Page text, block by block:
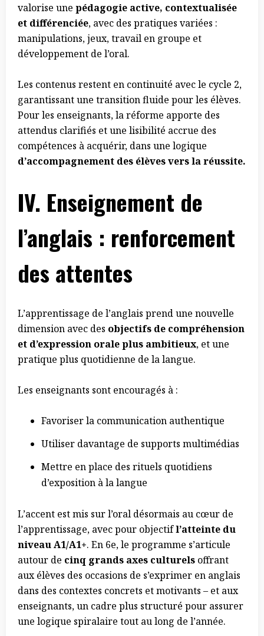
valorise une pédagogie active, contextualisée
et différenciée, avec des pratiques variées :
manipulations, jeux, travail en groupe et
développement de l’oral.
Les contenus restent en continuité avec le cycle 2,
garantissant une transition fluide pour les élèves.
Pour les enseignants, la réforme apporte des
attendus clarifiés et une lisibilité accrue des
compétences à acquérir, dans une logique
d’accompagnement des élèves vers la réussite.
IV. Enseignement de
l’anglais : renforcement
des attentes
L’apprentissage de l’anglais prend une nouvelle
dimension avec des objectifs de compréhension
et d’expression orale plus ambitieux, et une
pratique plus quotidienne de la langue.
Les enseignants sont encouragés à :
Favoriser la communication authentique
Utiliser davantage de supports multimédias
Mettre en place des rituels quotidiens
d’exposition à la langue
L’accent est mis sur l’oral désormais au cœur de
l’apprentissage, avec pour objectifl’atteinte du
niveau A1/A1+. En 6e, le programme s’articule
autour de cinq grands axes culturels offrant
aux élèves des occasions de s’exprimer en anglais
dans des contextes concrets et motivants – et aux
enseignants, un cadre plus structuré pour assurer
une logique spiralaire tout au long de l’année.